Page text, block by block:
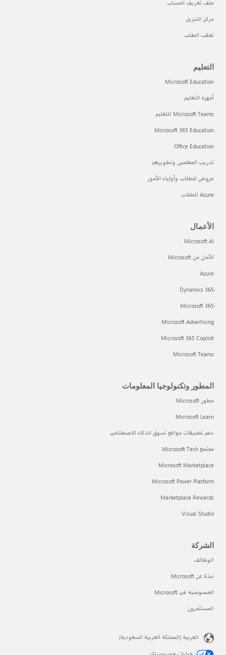
ملف تعريف الحساب
مركز التنزيل
تعقب الطلب
التعليم
Microsoft Education
أجهزة التعليم
Microsoft Teams للتعليم
Microsoft 365 Education
Office Education
تدريب المعلمين وتطويرهم
عروض للطلاب وأولياء الأمور
Azure للطلاب
الأعمال
Microsoft AI
الأمان من Microsoft
Azure
Dynamics 365
Microsoft 365
Microsoft Advertising
Microsoft 365 Copilot
Microsoft Teams
المطور وتكنولوجيا المعلومات
مطور Microsoft
Microsoft Learn
دعم تطبيقات مواقع تسوق الذكاء الاصطناعي
مجتمع Microsoft Tech
Microsoft Marketplace
Microsoft Power Platform
Marketplace Rewards
Visual Studio
الشركة
الوظائف
نبذة عن Microsoft
الخصوصية في Microsoft
المستثمرون
العربية (المملكة العربية السعودية)